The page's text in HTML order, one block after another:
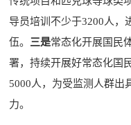
导员培训不少于3200人，
伍。 三是常态化开展国民
署，持续开展好常态化国
5000人，为受监测人群出
力。